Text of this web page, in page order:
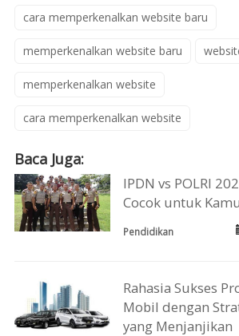
cara memperkenalkan website baru
memperkenalkan website baru
memperkenalkan website
cara memperkenalkan website
Baca Juga:
IPDN vs POLRI
Cocok untuk
Pendidikan
Rahasia Sukses
Mobil dengan
yang Menjanjikan